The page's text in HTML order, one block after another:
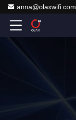
anna@olaxwifi.com